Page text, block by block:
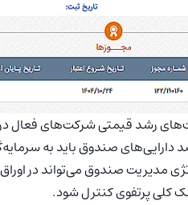
رشد قیمتی شرکت‌های فعال در
قانونی صندوق‌های بخشی، حداقل ۷۰ درصد دارایی‌های
مدیریت صندوق می‌تواند در
کلی پرتفوی کنترل شود.